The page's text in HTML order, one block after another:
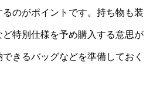
のがポイントです。持ち物も装
特別仕様を予め購入する意思が
きるバッグなどを準備しておく